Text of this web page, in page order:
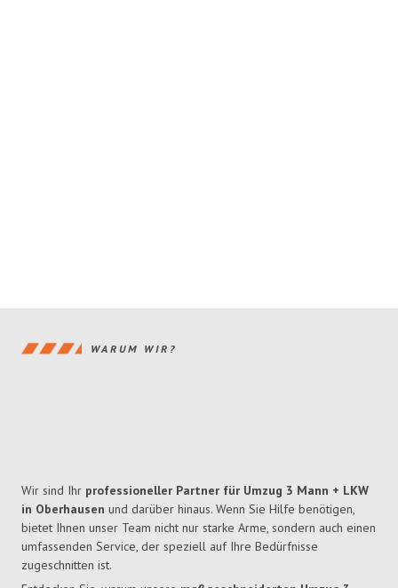
WARUM WIR?
Wir sind Ihr professioneller Partner für Umzug 3 Mann + LKW
in Oberhausen und darüber hinaus. Wenn Sie Hilfe benötigen,
bietet Ihnen unser Team nicht nur starke Arme, sondern auch einen
umfassenden Service, der speziell auf Ihre Bedürfnisse
zugeschnitten ist.